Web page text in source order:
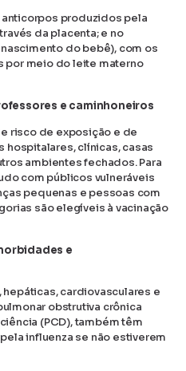
produzidos pela
da placenta; e no
do bebê), com os
por meio do leite materno
e caminhoneiros
risco de exposição e de
hospitalares, clínicas, casas
ambientes fechados. Para
com públicos vulneráveis
pequenas e pessoas com
são elegíveis à vacinação
e
cardiovasculares e
obstrutiva crônica
(PCD), também têm
influenza se não estiverem